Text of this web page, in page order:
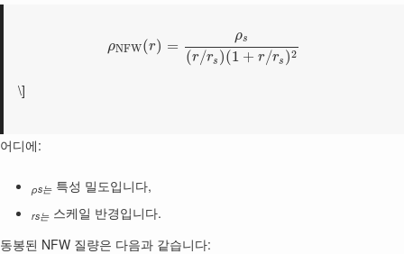
ρNFW(r) =
ρs
(r/rs )(1 + r/rs )2
\]
어디에:
ρs는 특성 밀도입니다,
rs는 스케일 반경입니다.
동봉된 NFW 질량은 다음과 같습니다: